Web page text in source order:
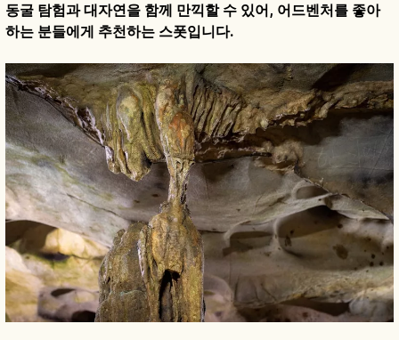
동굴 탐험과 대자연을 함께 만끽할 수 있어, 어드벤처를 좋아
하는 분들에게 추천하는 스폿입니다.